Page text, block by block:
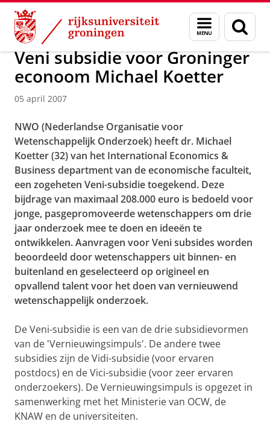
Skip
Content
Skip
Navigation
Menu
en
zoeken
Over ons Actueel Nieuws Nieuwsberichten
Veni subsidie voor Groninger
econoom Michael Koetter
05 april 2007
NWO (Nederlandse Organisatie voor
Wetenschappelijk Onderzoek) heeft dr. Michael
Koetter (32) van het International Economics &
Business department van de economische faculteit,
een zogeheten Veni-subsidie toegekend. Deze
bijdrage van maximaal 208.000 euro is bedoeld voor
jonge, pasgepromoveerde wetenschappers om drie
jaar onderzoek mee te doen en ideeën te
ontwikkelen. Aanvragen voor Veni subsides worden
beoordeeld door wetenschappers uit binnen- en
buitenland en geselecteerd op origineel en
opvallend talent voor het doen van vernieuwend
wetenschappelijk onderzoek.
De Veni-subsidie is een van de drie subsidievormen
van de 'Vernieuwingsimpuls'. De andere twee
subsidies zijn de Vidi-subsidie (voor ervaren
postdocs) en de Vici-subsidie (voor zeer ervaren
onderzoekers). De Vernieuwingsimpuls is opgezet in
samenwerking met het Ministerie van OCW, de
KNAW en de universiteiten.